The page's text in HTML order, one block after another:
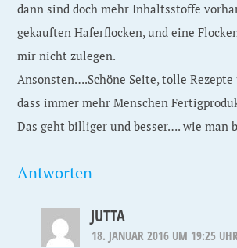
dann sind doch mehr Inhaltsstoffe
gekauften Haferflocken, und eine
mir nicht zulegen.
Ansonsten….Schöne Seite, tolle Rezepte
dass immer mehr Menschen
Das geht billiger und besser…. wie man
Antworten
JUTTA
18. JANUAR 2016 UM 19:25